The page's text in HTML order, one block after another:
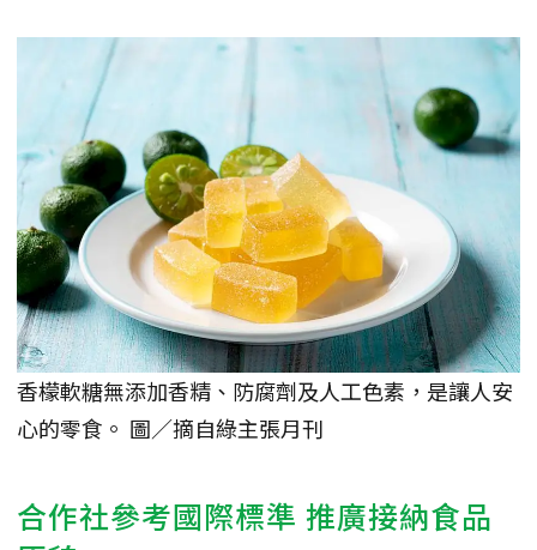
香檬軟糖無添加香精、防腐劑及人工色素，是讓人安
心的零食。 圖／摘自綠主張月刊
合作社參考國際標準 推廣接納食品